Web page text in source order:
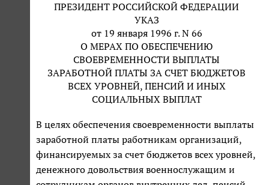
ПРЕЗИДЕНТ РОССИЙСКОЙ ФЕДЕРАЦИИ
УКАЗ
от 19 января 1996 г. N 66
О МЕРАХ ПО ОБЕСПЕЧЕНИЮ
СВОЕВРЕМЕННОСТИ ВЫПЛАТЫ
ЗАРАБОТНОЙ ПЛАТЫ ЗА СЧЕТ БЮДЖЕТОВ
ВСЕХ УРОВНЕЙ, ПЕНСИЙ И ИНЫХ
СОЦИАЛЬНЫХ ВЫПЛАТ
В целях обеспечения своевременности выплаты
заработной платы работникам организаций,
финансируемых за счет бюджетов всех уровней,
денежного довольствия военнослужащим и